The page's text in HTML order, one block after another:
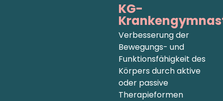
KG-
Verbesserung der
Bewegungs- und
Funktionsfähigkeit des
Körpers durch aktive
oder passive
Therapieformen